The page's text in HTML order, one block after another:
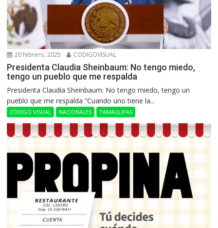
20 febrero, 2025 CODIGOVISUAL
Presidenta Claudia Sheinbaum: No tengo miedo,
tengo un pueblo que me respalda
Presidenta Claudia Sheinbaum: No tengo miedo, tengo un
pueblo que me respalda ”Cuando uno tiene la...
CÓDIGO VISUAL NACIONALES TAMAULIPAS